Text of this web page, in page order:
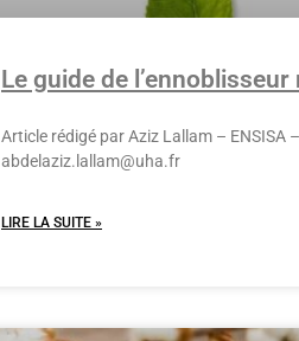
Le guide de l’ennoblisseur
Article rédigé par Aziz Lallam – ENSISA –
abdelaziz.lallam@uha.fr
LIRE LA SUITE »